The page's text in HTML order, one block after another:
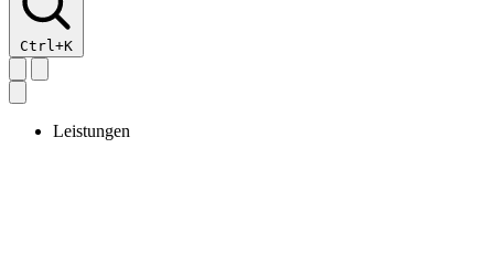
Ctrl+K
Leistungen